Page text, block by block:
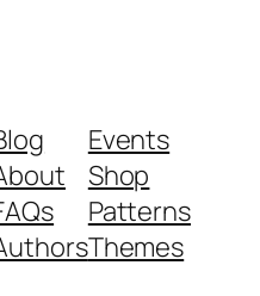
Events
Shop
Patterns
Themes